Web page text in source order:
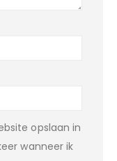
opslaan in
wanneer ik